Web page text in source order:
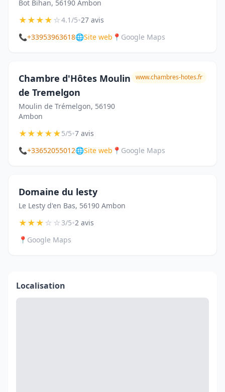
Bot Bihan, 56190 Ambon
★★★★☆4.1/5•27 avis
📞+33953963618🌐Site web 📍 Google Maps
Chambre d'Hôtes Moulin
de Tremelgon
Moulin de Trémelgon, 56190
Ambon
www.chambres-hotes.fr
★★★★★5/5•7 avis
📞+33652055012🌐Site web 📍 Google Maps
Domaine du lesty
Le Lesty d'en Bas, 56190 Ambon
★★★☆☆3/5•2 avis
📍 Google Maps
Localisation